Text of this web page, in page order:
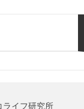
ライフ研究所